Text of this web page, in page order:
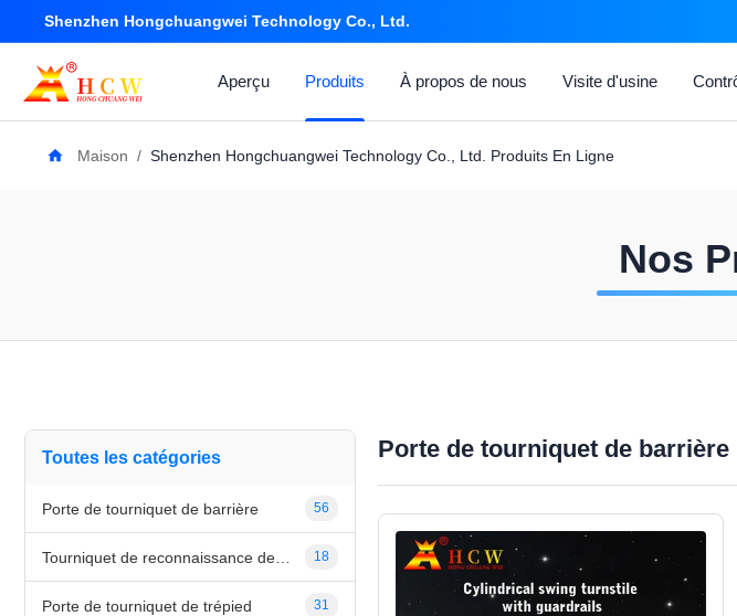
Shenzhen Hongchuangwei Technology Co., Ltd.
Aperçu Produits À propos de nous Visite d'usine
Maison / Shenzhen Hongchuangwei Technology Co., Ltd. Produits En Ligne
Nos
Toutes les catégories
Porte de tourniquet de barrière 56
18
Porte de tourniquet de trépied 31
Porte de tourniquet de barrière